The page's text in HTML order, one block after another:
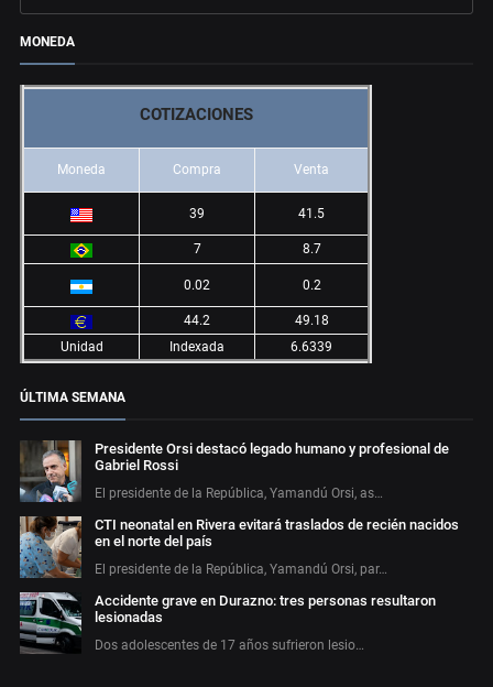
MONEDA
COTIZACIONES
Moneda Compra Venta
39 41.5
7 8.7
0.02 0.2
44.2
49.18
Unidad
Indexada 6.6339
ÚLTIMA SEMANA
Presidente Orsi destacó legado humano y profesional de
Gabriel Rossi
El presidente de la República, Yamandú Orsi, as…
CTI neonatal en Rivera evitará traslados de recién nacidos
en el norte del país
El presidente de la República, Yamandú Orsi, par…
Accidente grave en Durazno: tres personas resultaron
lesionadas
Dos adolescentes de 17 años sufrieron lesio…